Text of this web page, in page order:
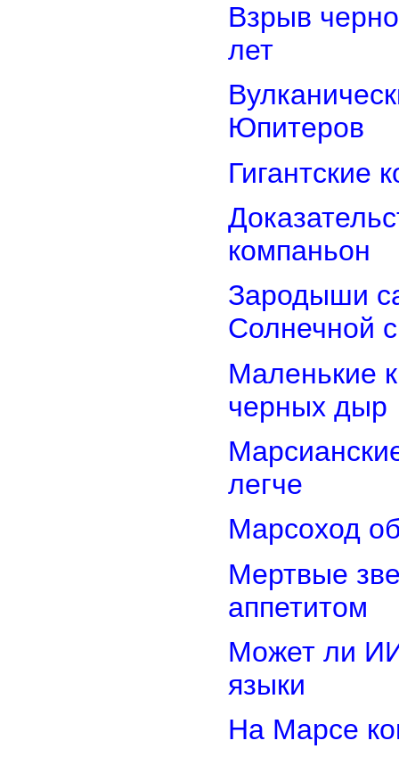
Взрыв
лет
Юпитеров
Гигантские
компаньон
Зародыши
Солнечной
Маленькие
черных дыр
легче
Марсоход
Мертвые
аппетитом
Может ли
языки
На Марсе